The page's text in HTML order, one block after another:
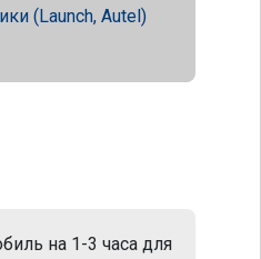
(Launch, Autel)
на 1-3 часа для